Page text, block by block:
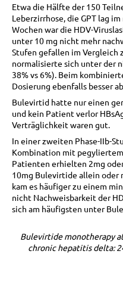
Etwa die Hälfte der 150
Leberzirrhose, die GPT lag
Wochen war die HDV-
unter 10 mg nicht mehr
Stufen gefallen im Vergleich
normalisierte sich unter der
38% vs 6%). Beim
Dosierung ebenfalls besser
Bulevirtid hatte nur einen
und kein Patient verlor
Verträglichkeit waren gut.
In einer zweiten Phase-IIb-
Kombination mit
Patienten erhielten 2mg
10mg Bulevirtide allein oder
kam es häufiger zu einem
nicht Nachweisbarkeit der
sich am häufigsten unter
Bulevirtide monotherapy
chronic hepatitis delta: